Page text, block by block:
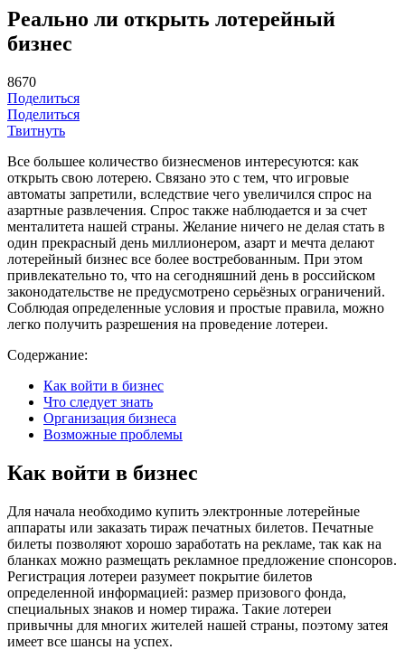
Реально ли открыть лотерейный
бизнес
8670
Поделиться
Поделиться
Твитнуть
Все большее количество бизнесменов интересуются: как
открыть свою лотерею. Связано это с тем, что игровые
автоматы запретили, вследствие чего увеличился спрос на
азартные развлечения. Спрос также наблюдается и за счет
менталитета нашей страны. Желание ничего не делая стать в
один прекрасный день миллионером, азарт и мечта делают
лотерейный бизнес все более востребованным. При этом
привлекательно то, что на сегодняшний день в российском
законодательстве не предусмотрено серьёзных ограничений.
Соблюдая определенные условия и простые правила, можно
легко получить разрешения на проведение лотереи.
Содержание:
Как войти в бизнес
Что следует знать
Организация бизнеса
Возможные проблемы
Как войти в бизнес
Для начала необходимо купить электронные лотерейные
аппараты или заказать тираж печатных билетов. Печатные
билеты позволяют хорошо заработать на рекламе, так как на
бланках можно размещать рекламное предложение спонсоров.
Регистрация лотереи разумеет покрытие билетов
определенной информацией: размер призового фонда,
специальных знаков и номер тиража. Такие лотереи
привычны для многих жителей нашей страны, поэтому затея
имеет все шансы на успех.